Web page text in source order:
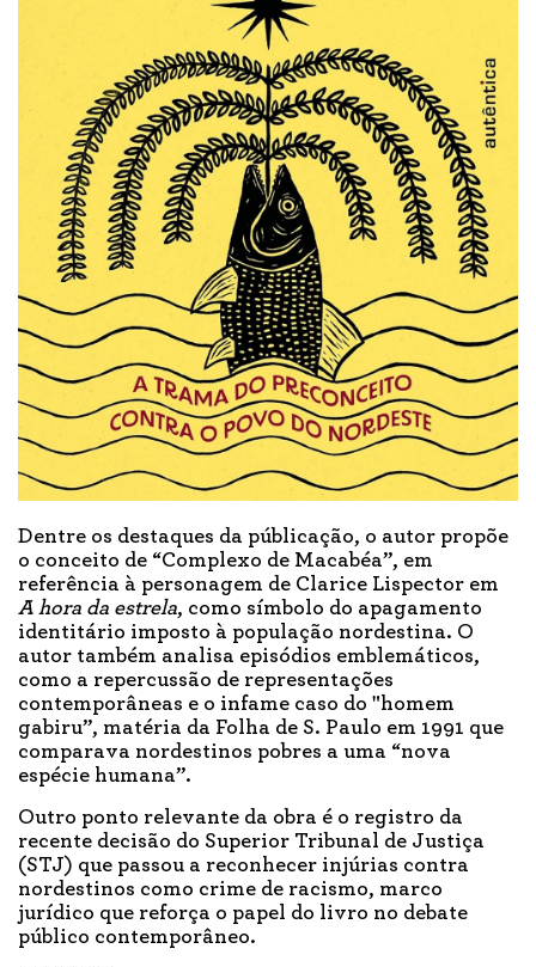
Dentre os destaques da públicação, o autor propõe
o conceito de “Complexo de Macabéa”, em
referência à personagem de Clarice Lispector em
A hora da estrela, como símbolo do apagamento
identitário imposto à população nordestina. O
autor também analisa episódios emblemáticos,
como a repercussão de representações
contemporâneas e o infame caso do "homem
gabiru”, matéria da Folha de S. Paulo em 1991 que
comparava nordestinos pobres a uma “nova
espécie humana”.
Outro ponto relevante da obra é o registro da
recente decisão do Superior Tribunal de Justiça
(STJ) que passou a reconhecer injúrias contra
nordestinos como crime de racismo, marco
jurídico que reforça o papel do livro no debate
público contemporâneo.